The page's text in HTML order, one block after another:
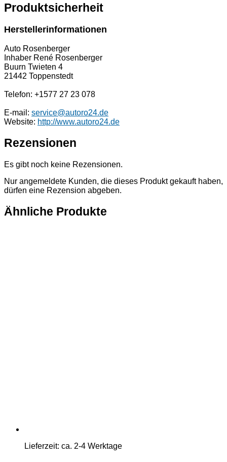
Produktsicherheit
Herstellerinformationen
Auto Rosenberger
Inhaber René Rosenberger
Buurn Twieten 4
21442 Toppenstedt
Telefon: +1577 27 23 078
E-mail: service@autoro24.de
Website: http://www.autoro24.de
Rezensionen
Es gibt noch keine Rezensionen.
Nur angemeldete Kunden, die dieses Produkt gekauft haben,
dürfen eine Rezension abgeben.
Ähnliche Produkte
Lieferzeit: ca. 2-4 Werktage